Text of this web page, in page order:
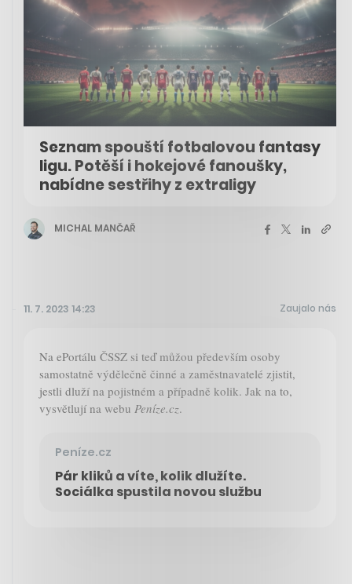
Seznam spouští fotbalovou fantasy
ligu. Potěší i hokejové fanoušky,
nabídne sestřihy z extraligy
MICHAL MANČAŘ
11. 7. 2023 14:23 Zaujalo nás
Na ePortálu ČSSZ si teď můžou především osoby
samostatně výdělečně činné a zaměstnavatelé zjistit,
jestli dluží na pojistném a případně kolik. Jak na to,
vysvětlují na webu Peníze.cz.
Peníze.cz
Pár kliků a víte, kolik dlužíte.
Sociálka spustila novou službu